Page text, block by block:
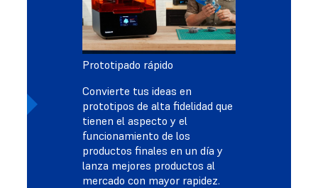
Prototipado rápido
Convierte tus ideas en
prototipos de alta fidelidad que
tienen el aspecto y el
funcionamiento de los
productos finales en un día y
lanza mejores productos al
mercado con mayor rapidez.